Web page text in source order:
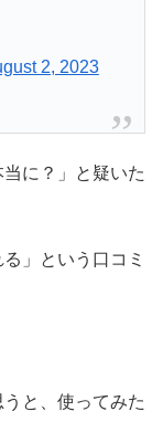
2, 2023
に？」と疑いた
」という口コミ
と、使ってみた